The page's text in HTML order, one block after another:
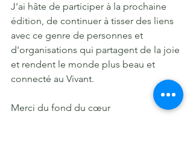
J'ai hâte de participer à la prochaine
édition, de continuer à tisser des liens
avec ce genre de personnes et
d'organisations qui partagent de la joie
et rendent le monde plus beau et
connecté au Vivant.
Merci du fond du cœur